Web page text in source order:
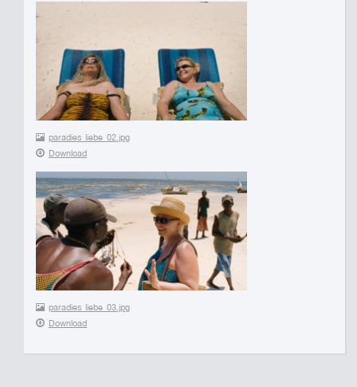
paradies_liebe_02.jpg
Download
paradies_liebe_03.jpg
Download